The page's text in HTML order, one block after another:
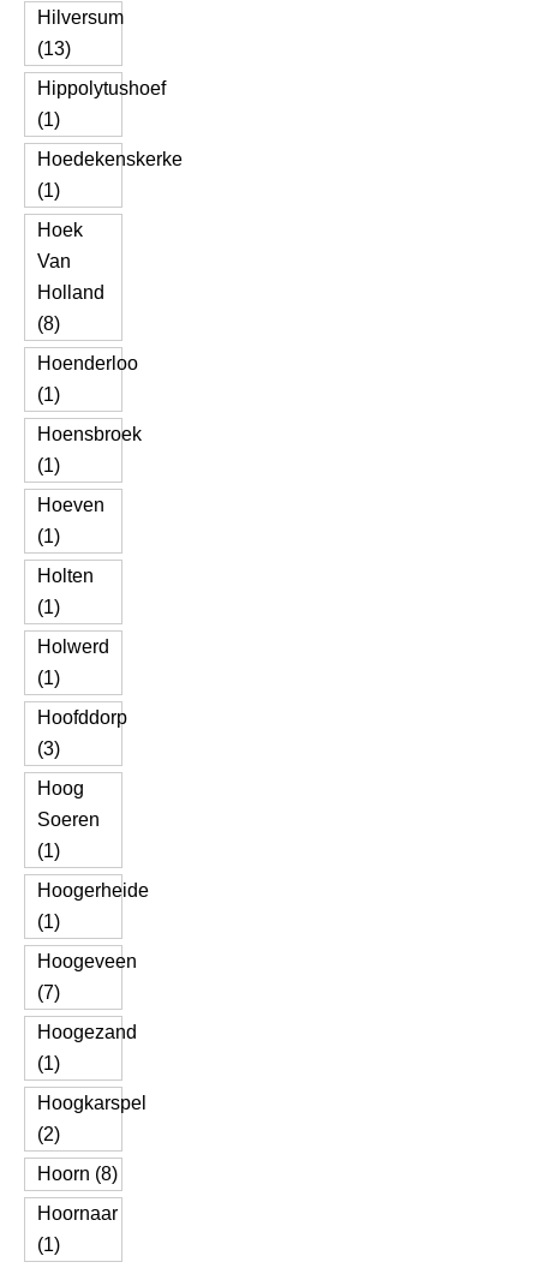
Hilversum
(13)
Hippolytushoef
(1)
Hoedekenskerke
(1)
Hoek
Van
Holland
(8)
Hoenderloo
(1)
Hoensbroek
(1)
Hoeven
(1)
Holten
(1)
Holwerd
(1)
Hoofddorp
(3)
Hoog
Soeren
(1)
Hoogerheide
(1)
Hoogeveen
(7)
Hoogezand
(1)
Hoogkarspel
(2)
Hoorn (8)
Hoornaar
(1)